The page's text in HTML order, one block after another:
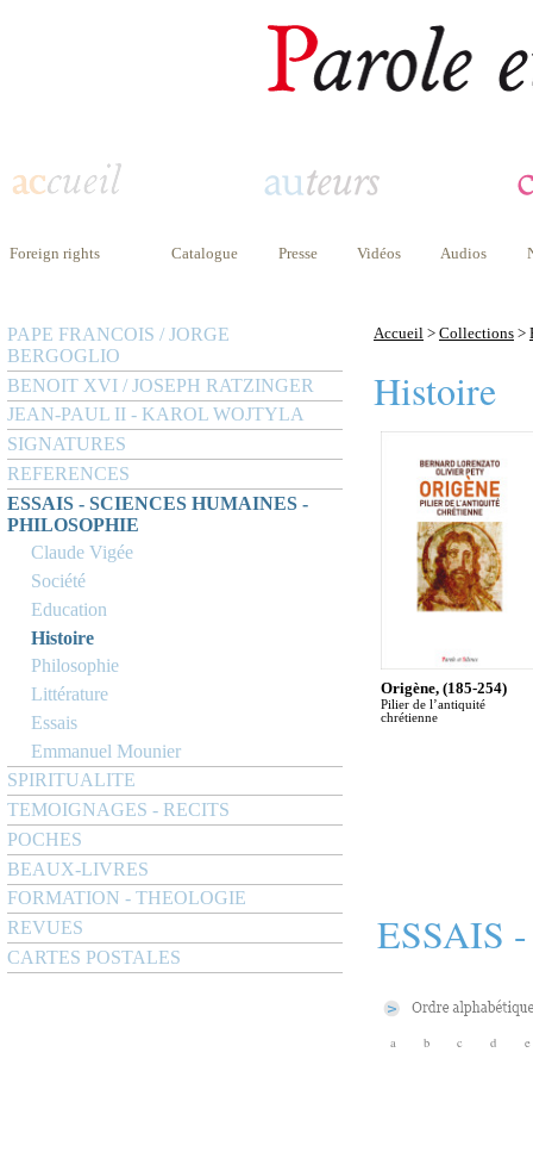
Foreign rights Catalogue Presse Vidéos Audios
PAPE FRANCOIS / JORGE
BERGOGLIO
BENOIT XVI / JOSEPH RATZINGER
JEAN-PAUL II - KAROL WOJTYLA
SIGNATURES
REFERENCES
ESSAIS - SCIENCES HUMAINES -
PHILOSOPHIE
Claude Vigée
Société
Education
Histoire
Philosophie
Littérature
Essais
Emmanuel Mounier
SPIRITUALITE
TEMOIGNAGES - RECITS
POCHES
BEAUX-LIVRES
FORMATION - THEOLOGIE
REVUES
CARTES POSTALES
Accueil > Collections >
Histoire
Origène, (185-254)
Pilier de l’antiquité
chrétienne
ESSAIS
a b c d e